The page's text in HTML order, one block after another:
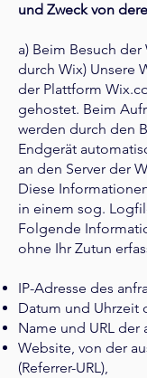
und Zweck von
a) Beim Besuch
durch Wix) Unsere
der Plattform
gehostet. Beim
werden durch den
Endgerät
an den Server der
Diese
in einem sog.
Folgende
ohne Ihr Zutun
IP-Adresse des
Datum und Uhrzeit
Name und URL
Website, von der
(Referrer-URL),